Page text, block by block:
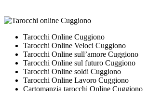
Tarocchi Online Cuggiono
Tarocchi Online Veloci Cuggiono
Tarocchi Online sull’amore Cuggiono
Tarocchi Online sul futuro Cuggiono
Tarocchi Online soldi Cuggiono
Tarocchi Online Lavoro Cuggiono
Cartomanzia tarocchi Online Cuggiono